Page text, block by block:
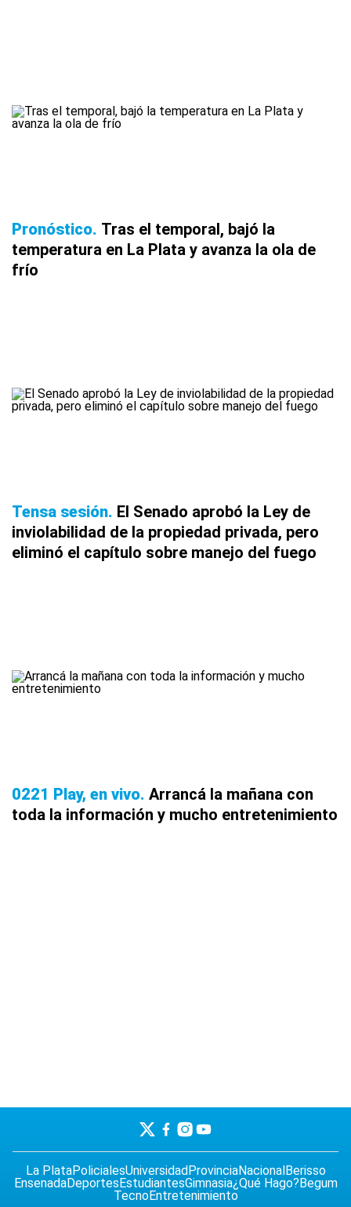
Pronóstico Tras el temporal, bajó la
temperatura en La Plata y avanza la ola de
frío
Tensa sesión El Senado aprobó la Ley de
inviolabilidad de la propiedad privada, pero
eliminó el capítulo sobre manejo del fuego
0221 Play, en vivo Arrancá la mañana con
toda la información y mucho entretenimiento
La PlataPolicialesUniversidadProvinciaNacionalBerisso
EnsenadaDeportesEstudiantesGimnasia¿Qué Hago?Begum
TecnoEntretenimiento